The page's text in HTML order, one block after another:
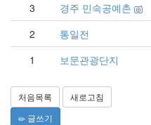
3
경주 민속공예촌
2
통일전
1
보문관광단지
처음목록
새로고침
글쓰기